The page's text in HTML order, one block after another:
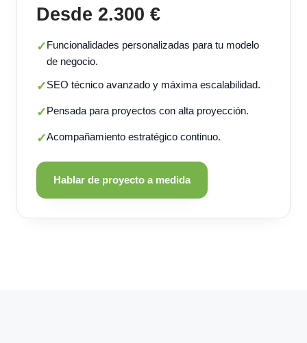
Desde 2.300 €
✓Funcionalidades personalizadas para tu modelo
de negocio.
✓SEO técnico avanzado y máxima escalabilidad.
✓Pensada para proyectos con alta proyección.
✓Acompañamiento estratégico continuo.
Hablar de proyecto a medida